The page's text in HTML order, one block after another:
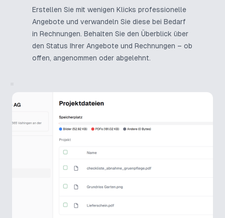
Erstellen Sie mit wenigen Klicks professionelle
Angebote und verwandeln Sie diese bei Bedarf
in Rechnungen. Behalten Sie den Überblick über
den Status Ihrer Angebote und Rechnungen – ob
offen, angenommen oder abgelehnt.